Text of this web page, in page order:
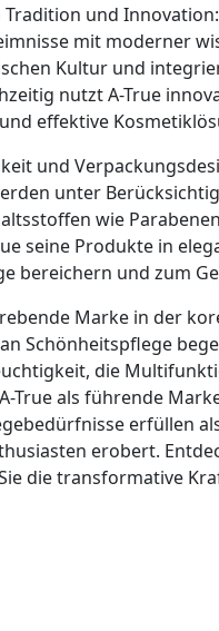
Tradition und
mit moderner
Kultur und
nutzt A-True
effektive
und
unter
wie
seine Produkte in
bereichern und zum
Marke in der
Schönheitspflege
die
True als führende
erfüllen
erobert.
die transformative